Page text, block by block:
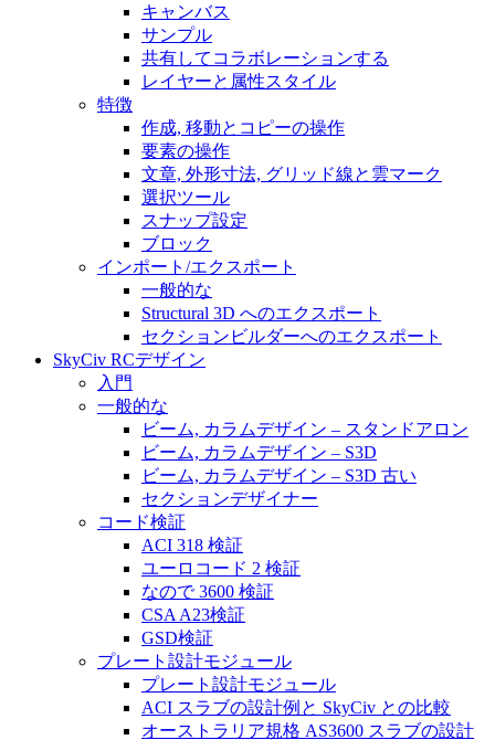
キャンバス
サンプル
共有してコラボレーションする
レイヤーと属性スタイル
特徴
作成, 移動とコピーの操作
要素の操作
文章, 外形寸法, グリッド線と雲マーク
選択ツール
スナップ設定
ブロック
インポート/エクスポート
一般的な
Structural 3D へのエクスポート
セクションビルダーへのエクスポート
SkyCiv RCデザイン
入門
一般的な
ビーム, カラムデザイン – スタンドアロン
ビーム, カラムデザイン – S3D
ビーム, カラムデザイン – S3D 古い
セクションデザイナー
コード検証
ACI 318 検証
ユーロコード 2 検証
なので 3600 検証
CSA A23検証
GSD検証
プレート設計モジュール
プレート設計モジュール
ACI スラブの設計例と SkyCiv との比較
オーストラリア規格 AS3600 スラブの設計